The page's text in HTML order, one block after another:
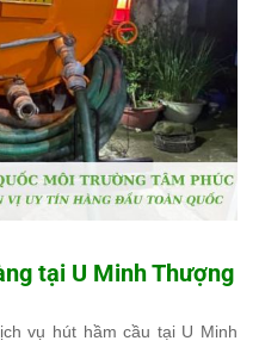
tại U Minh Thượng
vụ hút hầm cầu tại U Minh